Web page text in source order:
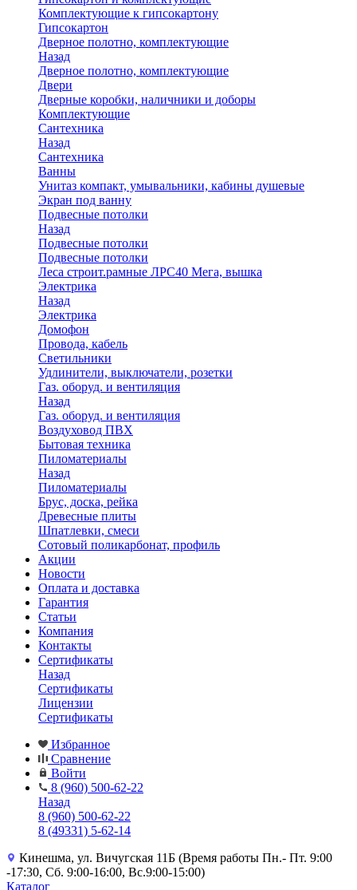
Комплектующие к гипсокартону
Гипсокартон
Дверное полотно, комплектующие
Назад
Дверное полотно, комплектующие
Двери
Дверные коробки, наличники и доборы
Комплектующие
Сантехника
Назад
Сантехника
Ванны
Унитаз компакт, умывальники, кабины душевые
Экран под ванну
Подвесные потолки
Назад
Подвесные потолки
Подвесные потолки
Леса строит.рамные ЛРС40 Мега, вышка
Электрика
Назад
Электрика
Домофон
Провода, кабель
Светильники
Удлинители, выключатели, розетки
Газ. оборуд. и вентиляция
Назад
Газ. оборуд. и вентиляция
Воздуховод ПВХ
Бытовая техника
Пиломатериалы
Назад
Пиломатериалы
Брус, доска, рейка
Древесные плиты
Шпатлевки, смеси
Сотовый поликарбонат, профиль
Акции
Новости
Оплата и доставка
Гарантия
Статьи
Компания
Контакты
Сертификаты
Назад
Сертификаты
Лицензии
Сертификаты
Избранное
Сравнение
Войти
8 (960) 500-62-22
Назад
8 (960) 500-62-22
8 (49331) 5-62-14
Кинешма, ул. Вичугская 11Б (Время работы Пн.- Пт. 9:00
-17:30, Сб. 9:00-16:00, Вс.9:00-15:00)
Каталог